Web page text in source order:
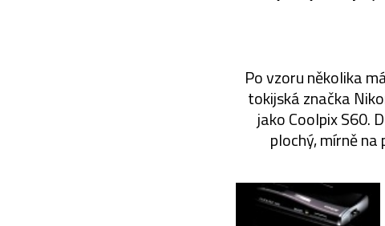
Po vzoru několika
tokijská značka
jako Coolpix S60.
plochý, mírně